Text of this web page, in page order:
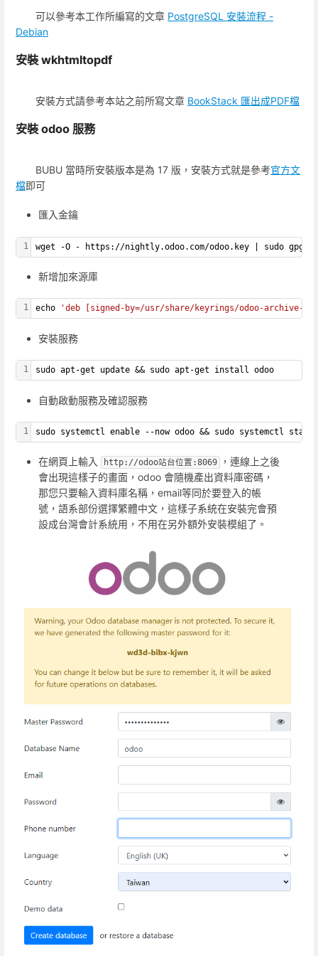
可以參考本工作所編寫的文章 PostgreSQL 安裝流程 -
Debian
安裝 wkhtmltopdf
安裝方式請參考本站之前所寫文章 BookStack 匯出成PDF檔
安裝 odoo 服務
BUBU 當時所安裝版本是為 17 版，安裝方式就是參考官方文
檔即可
匯入金鑰
1 wget -O - https://nightly.odoo.com/odoo.key | sudo gpg
新增加來源庫
1 echo 'deb [signed-by=/usr/share/keyrings/odoo-
安裝服務
1 sudo apt-get update && sudo apt-get install odoo
自動啟動服務及確認服務
1 sudo systemctl enable --now odoo && sudo systemctl
在網頁上輸入 http://odoo站台位置:8069
，連線上之後
會出現這樣子的畫面，odoo 會隨機產出資料庫密碼，
那您只要輸入資料庫名稱，email等同於要登入的帳
號，語系部份選擇繁體中文，這樣子系統在安裝完會預
設成台灣會計系統用，不用在另外額外安裝模組了。